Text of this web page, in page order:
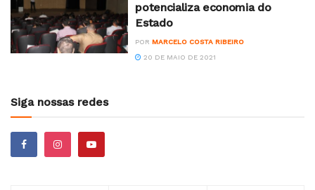
potencializa economia do
Estado
POR MARCELO COSTA RIBEIRO
20 DE MAIO DE 2021
Siga nossas redes